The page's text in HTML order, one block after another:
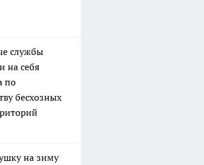
службы
на себя
по
бесхозных
на зиму